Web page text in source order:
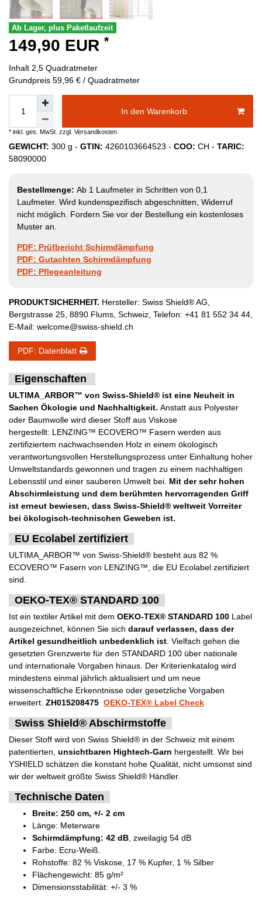
Ab Lager, plus Paketlaufzeit
149,90 EUR *
Inhalt 2,5 Quadratmeter
Grundpreis 59,96 € / Quadratmeter
In den Warenkorb
* inkl. ges. MwSt. zzgl. Versandkosten
GEWICHT: 300 g - GTIN: 4260103664523 - COO: CH - TARIC:
58090000
Bestellmenge: Ab 1 Laufmeter in Schritten von 0,1
Laufmeter. Wird kundenspezifisch abgeschnitten, Widerruf
nicht möglich. Fordern Sie vor der Bestellung ein kostenloses
Muster an.
PDF: Prüfbericht Schirmdämpfung
PDF: Gutachten Schirmdämpfung
PDF: Pflegeanleitung
PRODUKTSICHERHEIT. Hersteller: Swiss Shield® AG,
Bergstrasse 25, 8890 Flums, Schweiz, Telefon: +41 81 552 34 44,
E-Mail: welcome@swiss-shield.ch
PDF: Datenblatt
Eigenschaften
ULTIMA_ARBOR™ von Swiss-Shield® ist eine Neuheit in
Sachen Ökologie und Nachhaltigkeit. Anstatt aus Polyester
oder Baumwolle wird dieser Stoff aus Viskose
hergestellt: LENZING™ ECOVERO™ Fasern werden aus
zertifiziertem nachwachsenden Holz in einem ökologisch
verantwortungsvollen Herstellungsprozess unter Einhaltung hoher
Umweltstandards gewonnen und tragen zu einem nachhaltigen
Lebensstil und einer sauberen Umwelt bei. Mit der sehr hohen
Abschirmleistung und dem berühmten hervorragenden Griff
ist erneut bewiesen, dass Swiss-Shield® weltweit Vorreiter
bei ökologisch-technischen Geweben ist.
EU Ecolabel zertifiziert
ULTIMA_ARBOR™ von Swiss-Shield® besteht aus 82 %
ECOVERO™ Fasern von LENZING™, die EU Ecolabel zertifiziert
sind.
OEKO-TEX® STANDARD 100
Ist ein textiler Artikel mit dem OEKO-TEX® STANDARD 100 Label
ausgezeichnet, können Sie sich darauf verlassen, dass der
Artikel gesundheitlich unbedenklich ist. Vielfach gehen die
gesetzten Grenzwerte für den STANDARD 100 über nationale
und internationale Vorgaben hinaus. Der Kriterienkatalog wird
mindestens einmal jährlich aktualisiert und um neue
wissenschaftliche Erkenntnisse oder gesetzliche Vorgaben
erweitert. ZH015208475 OEKO-TEX® Label Check
Swiss Shield® Abschirmstoffe
Dieser Stoff wird von Swiss Shield® in der Schweiz mit einem
patentierten, unsichtbaren Hightech-Garn hergestellt. Wir bei
YSHIELD schätzen die konstant hohe Qualität, nicht umsonst sind
wir der weltweit größte Swiss Shield® Händler.
Technische Daten
Breite: 250 cm, +/- 2 cm
Länge: Meterware
Schirmdämpfung: 42 dB, zweilagig 54 dB
Farbe: Ecru-Weiß.
Rohstoffe: 82 % Viskose, 17 % Kupfer, 1 % Silber
Flächengewicht: 85 g/m²
Dimensionsstabilität: +/- 3 %